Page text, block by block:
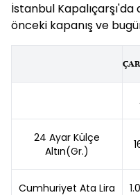
İstanbul Kapalıçarşı'da
önceki kapanış ve
24 Ayar Külçe
Altın(Gr.)
Cumhuriyet Ata Lira